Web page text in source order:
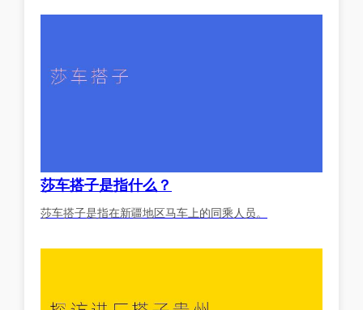
莎车搭子是指什么？
莎车搭子是指在新疆地区马车上的同乘人员。